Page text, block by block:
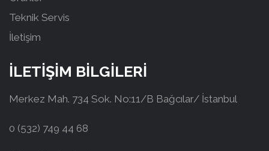
Teknik Servis
İletişim
İLETİŞİM BİLGİLERİ
Merkez Mah. 734 Sok. No:11/B Bağcılar/ İstanbul
0 (532) 749 44 68